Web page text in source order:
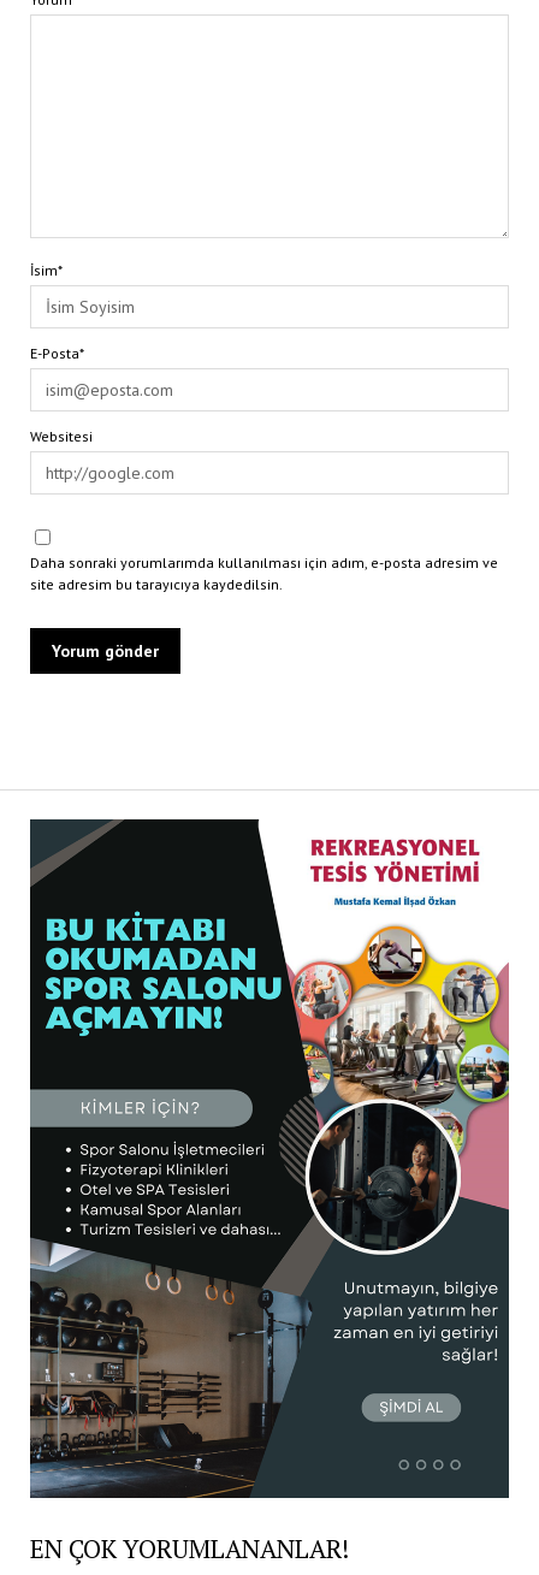
İsim*
E-Posta*
Websitesi
Daha sonraki yorumlarımda kullanılması için adım, e-posta adresim ve
site adresim bu tarayıcıya kaydedilsin.
EN ÇOK YORUMLANANLAR!